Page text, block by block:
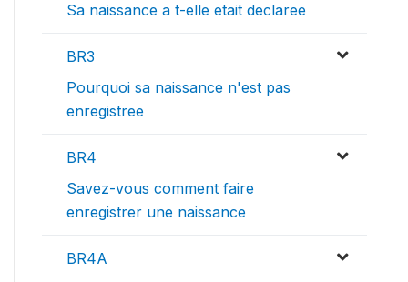
Sa naissance a t-elle etait declaree
BR3
Pourquoi sa naissance n'est pas
enregistree
BR4
Savez-vous comment faire
enregistrer une naissance
BR4A